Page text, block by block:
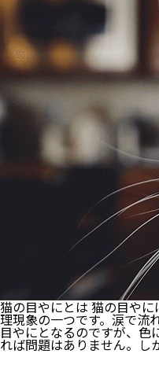
つ
め
て
く
る
理
由
知
り
い！
犬
伝
え
た
い
持
ち
は？
猫の目やにとは 猫の目や
理現象の一つです。涙で流
目やにとなるのですが、色
れば問題はありません。